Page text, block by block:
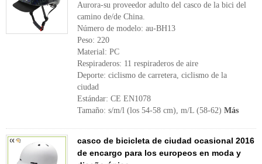
Aurora-su proveedor adulto del casco de la bici del
camino de/de China.
Número de modelo: au-BH13
Peso: 220
Material: PC
Respiraderos: 11 respiraderos de aire
Deporte: ciclismo de carretera, ciclismo de la
ciudad
Estándar: CE EN1078
Tamaño: s/m/l (los 54-58 cm), m/L (58-62) Más
casco de bicicleta de ciudad ocasional 2016
de encargo para los europeos en moda y